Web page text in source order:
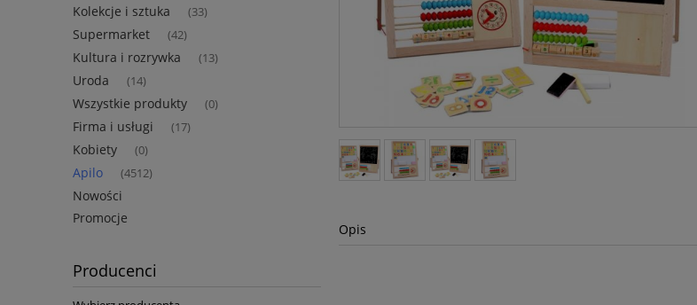
Kolekcje i sztuka (33)
Supermarket (42)
Kultura i rozrywka (13)
Uroda (14)
Wszystkie produkty (0)
Firma i usługi (17)
Kobiety (0)
Apilo (4512)
Nowości
Promocje
Producenci
Opis